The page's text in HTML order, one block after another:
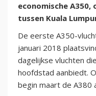
economische
tussen Kuala
De eerste A350-
januari 2018
dagelijkse vluchten
hoofdstad aanbiedt.
begin maart de A380